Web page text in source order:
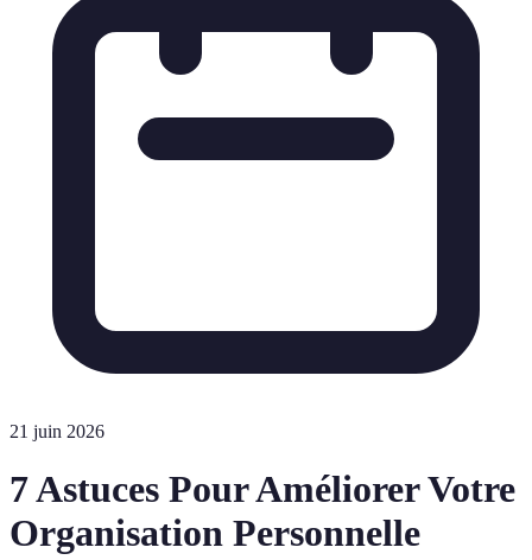
21 juin 2026
7 Astuces Pour Améliorer Votre
Organisation Personnelle